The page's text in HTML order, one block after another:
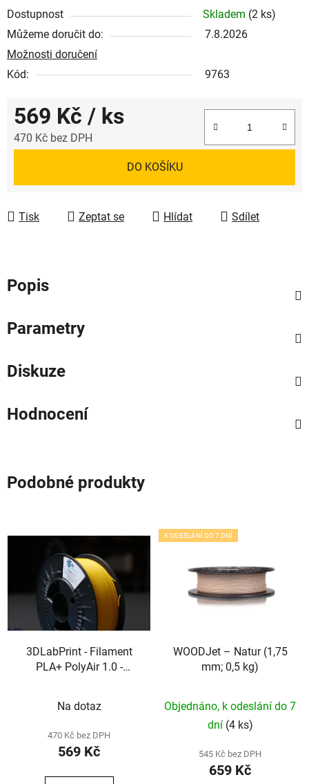
Dostupnost Skladem (2 ks)
Můžeme doručit do:
7.8.2026
Možnosti doručení
Kód:
9763
569 Kč / ks
470 Kč bez DPH
DO KOŠÍKU
Tisk Zeptat se Hlídat Sdílet
Popis
Parametry
Diskuze
Hodnocení
Podobné produkty
3DLabPrint - Filament
PLA+ PolyAir 1.0 -
Na dotaz
470 Kč bez DPH
569 Kč
K ODESLÁNÍ DO 7 DNÍ
WOODJet – Natur (1,75
mm; 0,5 kg)
Objednáno, k odeslání do 7
dní (4 ks)
545 Kč bez DPH
659 Kč